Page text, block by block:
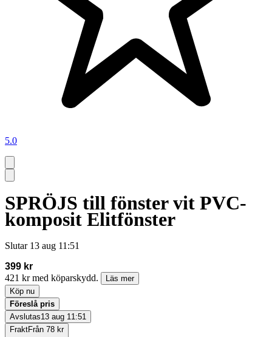
5.0
SPRÖJS till fönster vit PVC-
komposit Elitfönster
Slutar 13 aug 11:51
399 kr
421 kr med köparskydd.
Läs mer
Köp nu
Föreslå pris
Avslutas13 aug 11:51
FraktFrån 78 kr